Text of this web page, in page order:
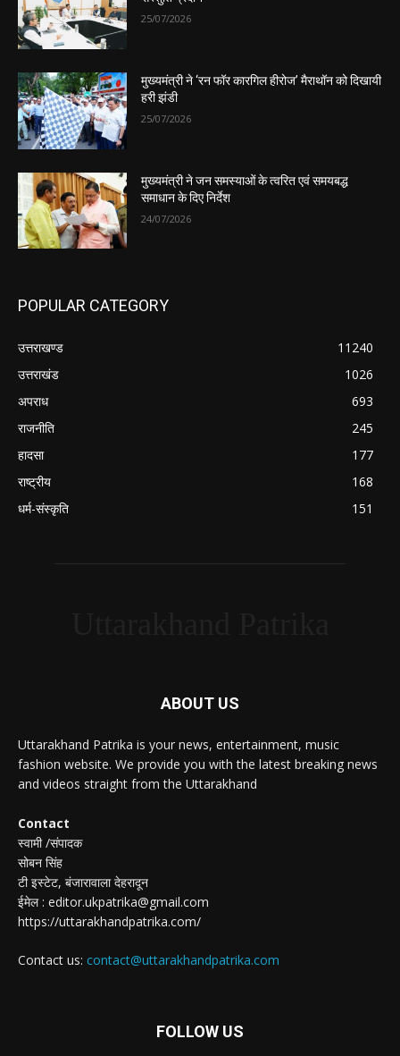
25/07/2026
मुख्यमंत्री ने ‘रन फॉर कारगिल हीरोज’ मैराथॉन को दिखायी
हरी झंडी
25/07/2026
मुख्यमंत्री ने जन समस्याओं के त्वरित एवं समयबद्ध
समाधान के दिए निर्देश
24/07/2026
POPULAR CATEGORY
उत्तराखण्ड
11240
उत्तराखंड
1026
अपराध
693
राजनीति
245
हादसा
177
राष्ट्रीय
168
धर्म-संस्कृति
151
ABOUT US
Uttarakhand Patrika is your news, entertainment, music
fashion website. We provide you with the latest breaking news
and videos straight from the Uttarakhand
Contact
स्वामी /संपादक
सोबन सिंह
टी इस्टेट, बंजारावाला देहरादून
ईमेल : editor.ukpatrika@gmail.com
https://uttarakhandpatrika.com/
Contact us: contact@uttarakhandpatrika.com
FOLLOW US